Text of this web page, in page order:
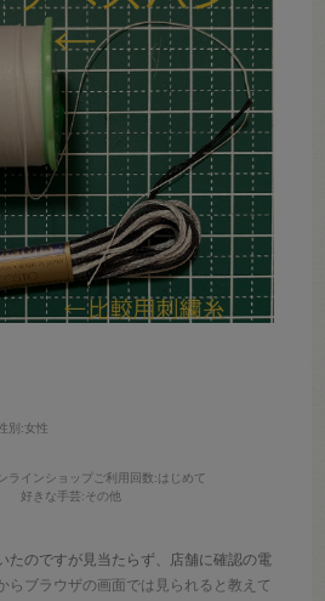
別:女性
ラインショップご利用回数:はじめて
好きな手芸:その他
たのですが見当たらず、店舗に確認の電
らブラウザの画面では見られると教えて